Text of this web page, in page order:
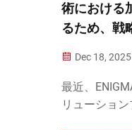
術における
るため、戦
Dec 18, 2025
最近、
リューショ